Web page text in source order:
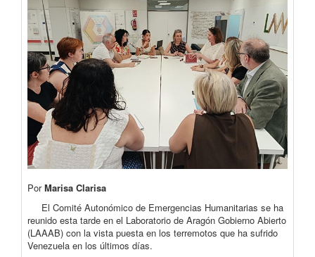
PorMarisa Clarisa
El Comité Autonómico de Emergencias Humanitarias se ha
reunido esta tarde en el Laboratorio de Aragón Gobierno Abierto
(LAAAB) con la vista puesta en los terremotos que ha sufrido
Venezuela en los últimos días.